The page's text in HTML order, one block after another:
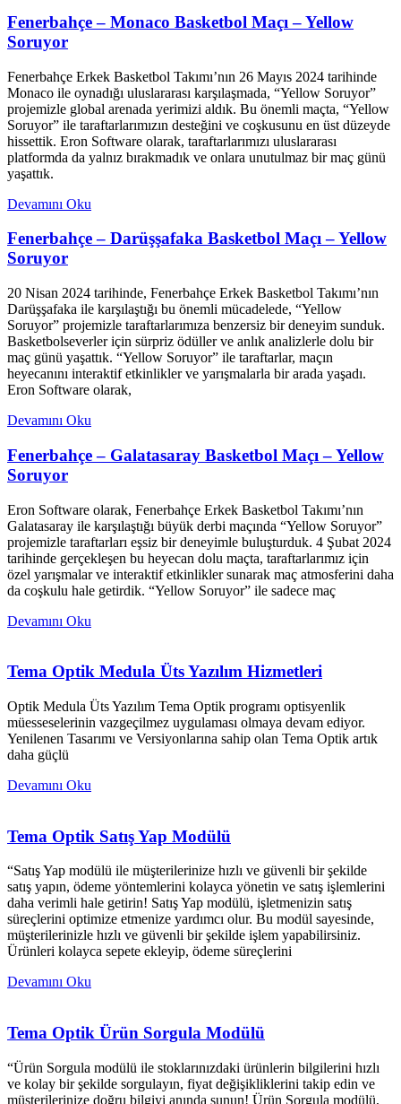
Fenerbahçe – Monaco Basketbol Maçı – Yellow
Soruyor
Fenerbahçe Erkek Basketbol Takımı’nın 26 Mayıs 2024 tarihinde
Monaco ile oynadığı uluslararası karşılaşmada, “Yellow Soruyor”
projemizle global arenada yerimizi aldık. Bu önemli maçta, “Yellow
Soruyor” ile taraftarlarımızın desteğini ve coşkusunu en üst düzeyde
hissettik. Eron Software olarak, taraftarlarımızı uluslararası
platformda da yalnız bırakmadık ve onlara unutulmaz bir maç günü
yaşattık.
Devamını Oku
Fenerbahçe – Darüşşafaka Basketbol Maçı – Yellow
Soruyor
20 Nisan 2024 tarihinde, Fenerbahçe Erkek Basketbol Takımı’nın
Darüşşafaka ile karşılaştığı bu önemli mücadelede, “Yellow
Soruyor” projemizle taraftarlarımıza benzersiz bir deneyim sunduk.
Basketbolseverler için sürpriz ödüller ve anlık analizlerle dolu bir
maç günü yaşattık. “Yellow Soruyor” ile taraftarlar, maçın
heyecanını interaktif etkinlikler ve yarışmalarla bir arada yaşadı.
Eron Software olarak,
Devamını Oku
Fenerbahçe – Galatasaray Basketbol Maçı – Yellow
Soruyor
Eron Software olarak, Fenerbahçe Erkek Basketbol Takımı’nın
Galatasaray ile karşılaştığı büyük derbi maçında “Yellow Soruyor”
projemizle taraftarları eşsiz bir deneyimle buluşturduk. 4 Şubat 2024
tarihinde gerçekleşen bu heyecan dolu maçta, taraftarlarımız için
özel yarışmalar ve interaktif etkinlikler sunarak maç atmosferini daha
da coşkulu hale getirdik. “Yellow Soruyor” ile sadece maç
Devamını Oku
Tema Optik Medula Üts Yazılım Hizmetleri
Optik Medula Üts Yazılım Tema Optik programı optisyenlik
müesseselerinin vazgeçilmez uygulaması olmaya devam ediyor.
Yenilenen Tasarımı ve Versiyonlarına sahip olan Tema Optik artık
daha güçlü
Devamını Oku
Tema Optik Satış Yap Modülü
“Satış Yap modülü ile müşterilerinize hızlı ve güvenli bir şekilde
satış yapın, ödeme yöntemlerini kolayca yönetin ve satış işlemlerini
daha verimli hale getirin! Satış Yap modülü, işletmenizin satış
süreçlerini optimize etmenize yardımcı olur. Bu modül sayesinde,
müşterilerinizle hızlı ve güvenli bir şekilde işlem yapabilirsiniz.
Ürünleri kolayca sepete ekleyip, ödeme süreçlerini
Devamını Oku
Tema Optik Ürün Sorgula Modülü
“Ürün Sorgula modülü ile stoklarınızdaki ürünlerin bilgilerini hızlı
ve kolay bir şekilde sorgulayın, fiyat değişikliklerini takip edin ve
müşterilerinize doğru bilgiyi anında sunun! Ürün Sorgula modülü,